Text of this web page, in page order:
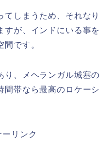
てしまうため、それなり
すが、インドにいる事を
です。
り、メヘランガル城塞の
間帯なら最高のロケーシ
リンク